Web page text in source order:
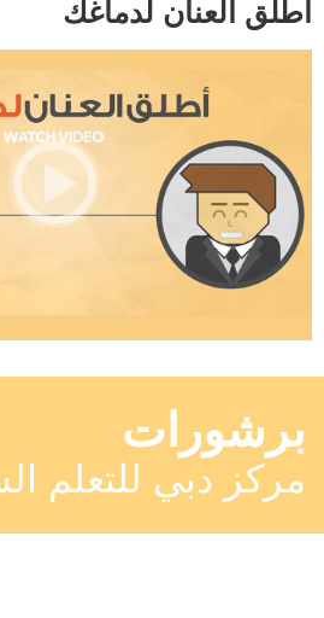
أطلق العنان لدماغك
برشورات
مركز دبي للتعلم